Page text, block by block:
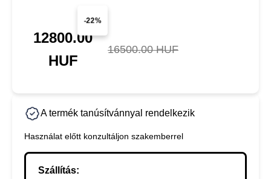
-22%
12800.00
HUF
16500.00 HUF
A termék tanúsítvánnyal rendelkezik
Használat előtt konzultáljon szakemberrel
Szállítás: